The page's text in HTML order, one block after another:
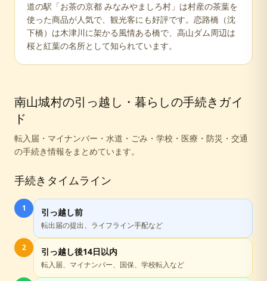
道の駅「お茶の京都 みなみやましろ村」は村産の茶葉を
使った商品が人気で、観光客にも好評です。恋路橋（沈
下橋）は木津川に架かる風情ある橋で、高山ダム周辺は
桜と紅葉の名所として知られています。
南山城村の引っ越し・暮らしの手続きガイ
ド
転入届・マイナンバー・水道・ごみ・学校・医療・防災・交通
の手続き情報をまとめています。
手続きタイムライン
1 引っ越し前
転出届の提出、ライフライン手配など
2 引っ越し後14日以内
転入届、マイナンバー、国保、学校転入など